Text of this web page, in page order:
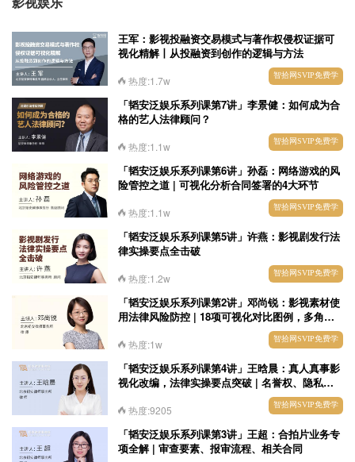
王军：影视投融资交易模式与著作权侵权证据可
视化精解丨从投融资到创作的逻辑与方法
热度:1.7w 智拾网SVIP免费学
「韬安泛娱乐系列课第7讲」李景健：如何成为合
格的艺人法律顾问？
热度:1.1w 智拾网SVIP免费学
「韬安泛娱乐系列课第6讲」孙磊：网络游戏的风
险管控之道 | 可视化分析合同签署的4大环节
热度:1.1w 智拾网SVIP免费学
「韬安泛娱乐系列课第5讲」许燕：影视剧发行法
律实操要点全击破
热度:1.2w 智拾网SVIP免费学
「韬安泛娱乐系列课第2讲」邓尚锐：影视素材使
用法律风险防控 | 18项可视化对比图例，多角度
热度:1w 智拾网SVIP免费学
「韬安泛娱乐系列课第4讲」王晗晨：真人真事影
视化改编，法律实操要点突破 | 名誉权、隐私
热度:9205 智拾网SVIP免费学
「韬安泛娱乐系列课第3讲」王超：合拍片业务专
项全解 | 审查要素、报审流程、相关合同